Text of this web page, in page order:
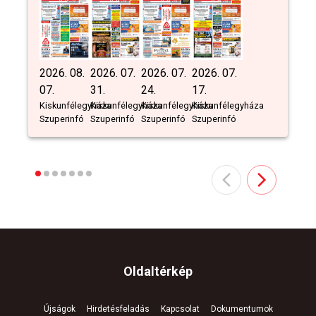
2026. 08.
07.
Kiskunfélegyháza
Szuperinfó
2026. 07.
31.
Kiskunfélegyháza
Szuperinfó
2026. 07.
24.
Kiskunfélegyháza
Szuperinfó
2026. 07.
17.
Kiskunfélegyháza
Szuperinfó
Oldaltérkép
Újságok Hirdetésfeladás Kapcsolat Dokumentumok